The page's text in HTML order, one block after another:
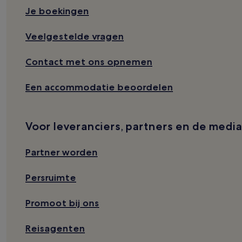
Je boekingen
Veelgestelde vragen
Contact met ons opnemen
Een accommodatie beoordelen
Voor leveranciers, partners en de media
Partner worden
Persruimte
Promoot bij ons
Reisagenten